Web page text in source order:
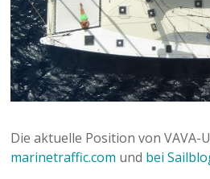
Die aktuelle Position von VAVA-
marinetraffic.com und bei